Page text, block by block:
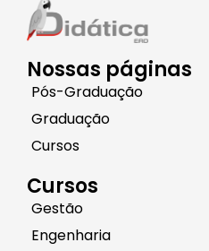
Nossas páginas
Pós-Graduação
Graduação
Cursos
Cursos
Gestão
Engenharia